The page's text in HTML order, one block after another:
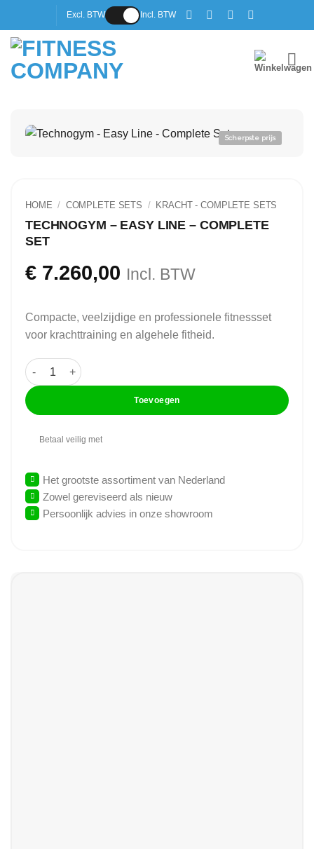
inhoud
Excl. BTW Incl. BTW
Scherpste prijs
HOME / COMPLETE SETS / ⁠KRACHT - COMPLETE SETS
TECHNOGYM – EASY LINE – COMPLETE
SET
€7.260,00 Incl. BTW
Compacte, veelzijdige en professionele fitnessset
voor krachttraining en algehele fitheid.
Technogym - Easy Line - Complete Set aantal
Toevoegen
Betaal veilig met
Het grootste assortiment van Nederland
Zowel gereviseerd als nieuw
Persoonlijk advies in onze showroom